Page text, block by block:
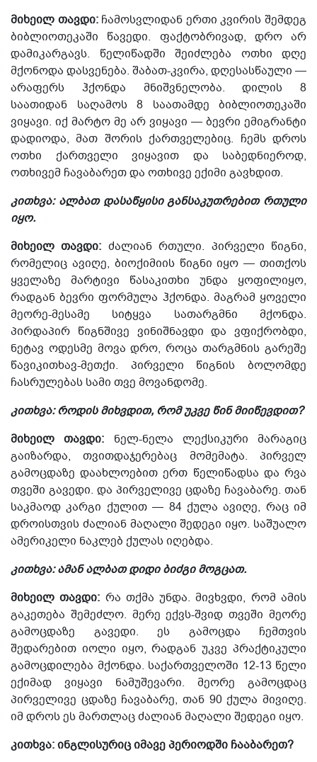
მიხეილ თავდი:ჩამოსვლიდან ერთი კვირის შემდეგ
ბიბლიოთეკაში წავედი. ფაქტობრივად, დრო არ
დამიკარგავს. წელიწადში შეიძლება ოთხი დღე
მქონოდა დასვენება. შაბათ-კვირა, დღესასწაული —
არაფერს ჰქონდა მნიშვნელობა. დილის 8
საათიდან საღამოს 8 საათამდე ბიბლიოთეკაში
ვიყავი. იქ მარტო მე არ ვიყავი — ბევრი ემიგრანტი
დადიოდა, მათ შორის ქართველებიც. ჩემს დროს
ოთხი ქართველი ვიყავით და საბედნიეროდ,
ოთხივემ ჩავაბარეთ და ოთხივე ექიმი გავხდით.
კითხვა: ალბათ დასაწყისი განსაკუთრებით რთული
იყო.
მიხეილ თავდი: ძალიან რთული. პირველი წიგნი,
რომელიც ავიღე, ბიოქიმიის წიგნი იყო — თითქოს
ყველაზე მარტივი წასაკითხი
უნდა ყოფილიყო,
რადგან ბევრი ფორმულა ჰქონდა. მაგრამ ყოველი
მეორე-მესამე სიტყვა სათარგმნი მქონდა.
პირდაპირ წიგნშივე ვინიშნავდი და ვფიქრობდი,
ნეტავ ოდესმე მოვა დრო, როცა თარგმნის გარეშე
წავიკითხავ-მეთქი. პირველი წიგნის ბოლომდე
ჩასრულებას სამი თვე მოვანდომე.
კითხვა: როდის მიხვდით, რომ უკვე წინ მიიწევდით?
მიხეილ თავდი: ნელ-ნელა ლექსიკური მარაგიც
გაიზარდა, თვითდაჯერებაც მომემატა. პირველ
გამოცდაზე დაახლოებით ერთ წელიწადსა და რვა
თვეში გავედი. და პირველივე ცდაზე ჩავაბარე. თან
საკმაოდ კარგი ქულით — 84 ქულა ავიღე, რაც იმ
დროისთვის ძალიან მაღალი შედეგი იყო. საშუალო
ამერიკელი ნაკლებ ქულას იღებდა.
კითხვა: ამან ალბათ დიდი ბიძგი მოგცათ.
მიხეილ თავდი: რა თქმა უნდა. მივხვდი, რომ ამის
გაკეთება შემეძლო. მერე ექვს-შვიდ თვეში მეორე
გამოცდაზე გავედი. ეს გამოცდა ჩემთვის
შედარებით იოლი იყო, რადგან უკვე პრაქტიკული
გამოცდილება მქონდა. საქართველოში 12-13 წელი
ექიმად ვიყავი ნამუშევარი. მეორე გამოცდაც
პირველივე ცდაზე ჩავაბარე, თან 90 ქულა მივიღე.
იმ დროს ეს მართლაც ძალიან მაღალი შედეგი იყო.
კითხვა: ინგლისურიც იმავე პერიოდში ჩააბარეთ?